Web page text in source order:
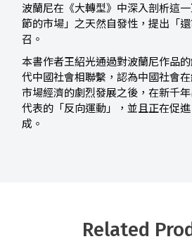
波蘭尼在《大轉型》中深入剖析這
節的市場」之天然自發性，提出「
召。
本書作者王紹光通過對波蘭尼作品
代中國社會相聯繫，認為中國社會
市場經濟的劇烈發展之後，在新千
代表的「反向運動」，並且正在促
成。
Related